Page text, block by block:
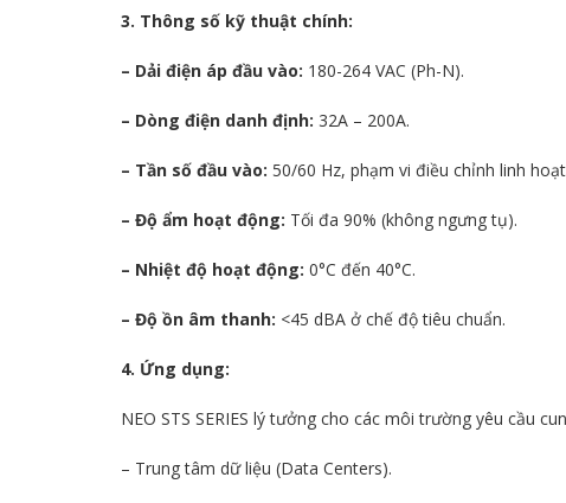
3. Thông số kỹ thuật chính:
– Dải điện áp đầu vào: 180-264 VAC (Ph-N).
– Dòng điện danh định: 32A – 200A.
– Tần số đầu vào: 50/60 Hz, phạm vi điều chỉnh linh
– Độ ẩm hoạt động: Tối đa 90% (không ngưng tụ).
– Nhiệt độ hoạt động: 0°C đến 40°C.
– Độ ồn âm thanh: <45 dBA ở chế độ tiêu chuẩn.
4. Ứng dụng:
NEO STS SERIES lý tưởng cho các môi trường yêu cầu
– Trung tâm dữ liệu (Data Centers).